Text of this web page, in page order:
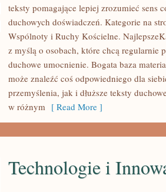
WSPÓLNOTY
RUCHY
KOŚCIELNE
teksty pomagające lepiej zrozumieć sens
duchowych doświadczeń. Kategorie na
Wspólnoty i Ruchy Kościelne.
z myślą o osobach, które chcą regularnie
duchowe umocnienie. Bogata baza
może znaleźć coś odpowiedniego dla
przemyślenia, jak i dłuższe teksty
w różnym [ Read More ]
Technologie i